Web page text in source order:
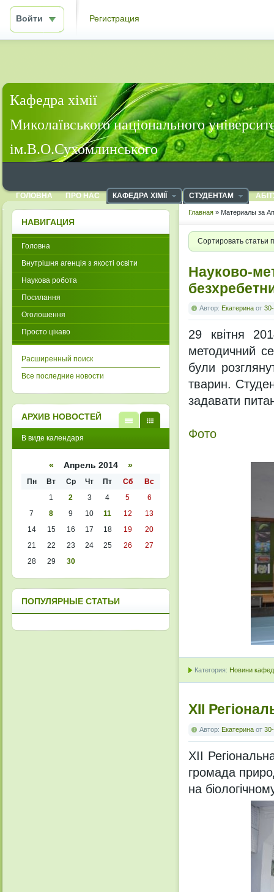
Войти Регистрация
Кафедра хімії
Миколаївського національного
ім.В.О.Сухомлинського
ГОЛОВНА ПРО НАС КАФЕДРА ХІМІЇ СТУДЕНТАМ
Главная » Материалы за
Сортировать статьи
Науково-
Автор: Екатерина от
29 квітня
методичний
були
тварин.
задавати
Фото
Категория: Новини
ХІІ
Автор: Екатерина от
ХІІ
громада
на
НАВИГАЦИЯ
Головна
Внутрішня агенція з якості освіти
Наукова робота
Посилання
Оголошення
Просто цікаво
Расширенный поиск
Все последние новости
АРХИВ НОВОСТЕЙ
кален
списк
В виде календаря
« Апрель 2014 »
Пн Вт Ср Чт Пт Сб
Вс
1
2 3 4 5
6
7
8 9 10 11 12
13
14
15 16 17 18 19
20
21
22 23 24 25 26
27
28
29 30
ПОПУЛЯРНЫЕ СТАТЬИ